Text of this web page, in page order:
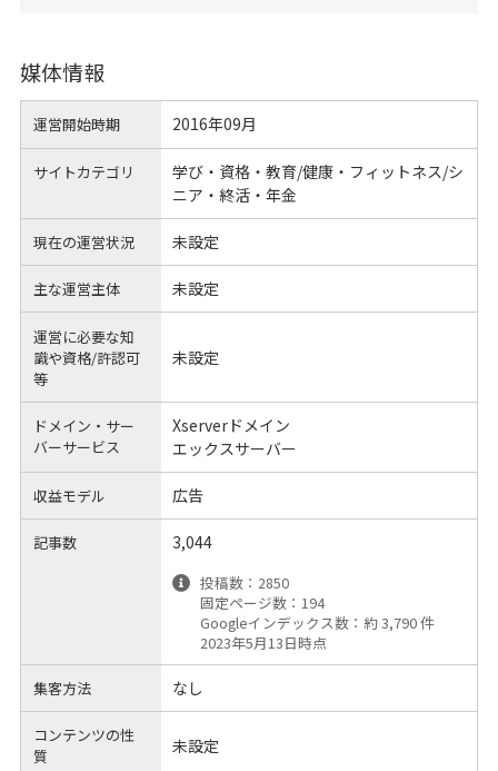
媒体情報
運営開始時期 2016年09月
サイトカテゴリ
学び・資格・教育/健康・フィットネス/シ
ニア・終活・年金
現在の運営状況 未設定
主な運営主体 未設定
運営に必要な知
識や資格/許認可
等
未設定
ドメイン・サー
バーサービス
Xserverドメイン
エックスサーバー
収益モデル 広告
記事数 3,044
投稿数：2850
固定ページ数：194
Googleインデックス数：約 3,790 件
2023年5月13日時点
集客方法 なし
コンテンツの性
質
未設定